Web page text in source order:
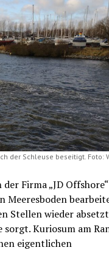
der Schleuse beseitigt. Foto:
Firma „JD Offshore“
Meeresboden
Stellen wieder
Kuriosum am
eigentlichen